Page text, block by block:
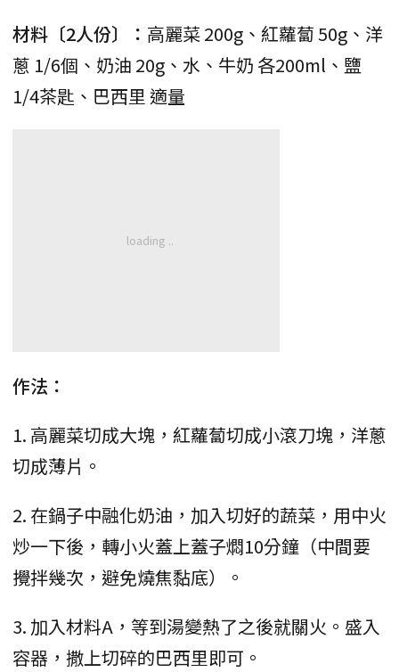
材料〔2人份〕： 高麗菜 200g、紅蘿蔔 50g、洋
蔥 1/6個、奶油 20g、水、牛奶 各200ml、鹽
1/4茶匙、巴西里 適量
作法：
1. 高麗菜切成大塊，紅蘿蔔切成小滾刀塊，洋蔥
切成薄片。
2. 在鍋子中融化奶油，加入切好的蔬菜，用中火
炒一下後，轉小火蓋上蓋子燜10分鐘（中間要
攪拌幾次，避免燒焦黏底）。
3. 加入材料A，等到湯變熱了之後就關火。盛入
容器，撒上切碎的巴西里即可。